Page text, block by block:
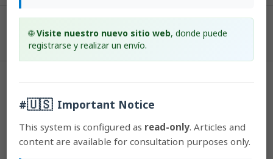
Published
2018-06-21
How to Cite
Testé, E., Palmarola, A., & González-Torres, L. R. (2018). Uso del
microhábitat por &lt;i&gt;Encyclia pyriformis&lt;/i&gt;(Orchidaceae) en
la Reserva Ecológica Los Pretiles, Cuba.
Lankesteriana: International
Journal on Orchidology,18(2).
https://doi.org/10.15517/lanke.v18i2.33673
🌐Visite nuestro nuevo sitio web, donde puede
registrarse y realizar un envío.
#🇺🇸 Important Notice
This system is configured as read-only. Articles and
content are available for consultation purposes only.